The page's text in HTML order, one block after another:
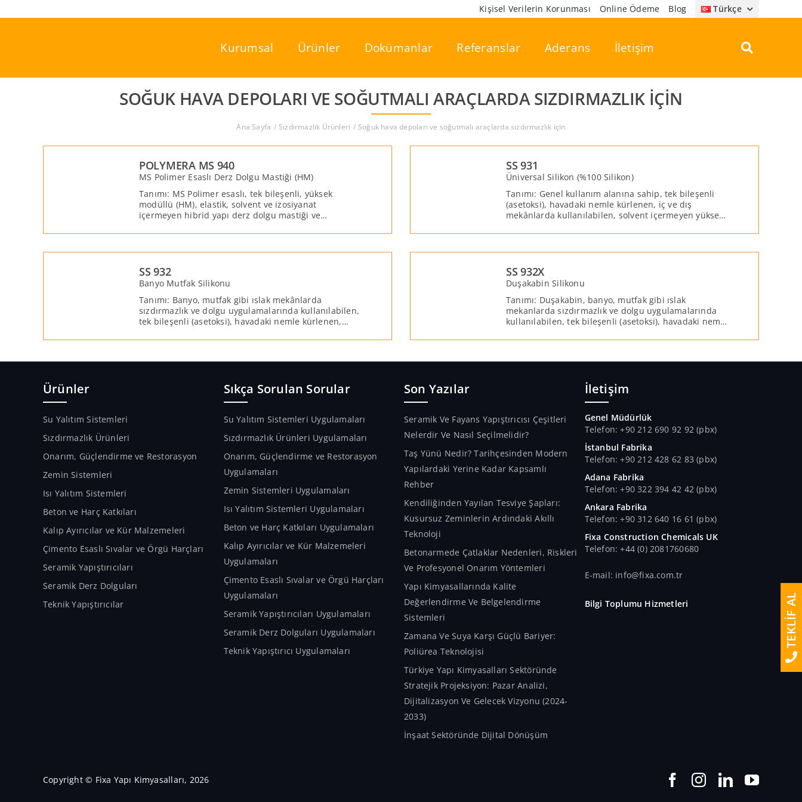
Kişisel Verilerin Korunması Online Ödeme Blog Türkçe
Kurumsal Ürünler Dokümanlar Referanslar Aderans İletişim
SOĞUK HAVA DEPOLARI VE SOĞUTMALI ARAÇLARDA SIZDIRMAZLIK IÇIN
Ana Sayfa Sızdırmazlık Ürünleri Soğuk hava depoları ve soğutmalı araçlarda sızdırmazlık için
POLYMERA MS 940
MS Polimer Esaslı Derz Dolgu Mastiği (HM)
Tanımı: MS Polimer esaslı, tek bileşenli, yüksek
modüllü (HM), elastik, solvent ve izosiyanat
içermeyen hibrid yapı derz dolgu mastiği ve
ahşap, metal, kompozit ve prefabrike montaj işlerinin
SS 931
Üniversal Silikon (%100 Silikon)
Tanımı: Genel kullanım alanına sahip, tek bileşenli
(asetoksi), havadaki nemle kürlenen, iç ve dış
mekânlarda kullanılabilen, solvent içermeyen yüksek
SS 932
Banyo Mutfak Silikonu
Tanımı: Banyo, mutfak gibi ıslak mekânlarda
sızdırmazlık ve dolgu uygulamalarında kullanılabilen,
tek bileşenli (asetoksi), havadaki nemle kürlenen,
mastiktir.
SS 932X
Duşakabin Silikonu
Tanımı: Duşakabin, banyo, mutfak gibi ıslak
mekanlarda sızdırmazlık ve dolgu uygulamalarında
kullanılabilen, tek bileşenli (asetoksi), havadaki nemle
silikon mastiktir.
Ürünler
Su Yalıtım Sistemleri
Sızdırmazlık Ürünleri
Onarım, Güçlendirme ve Restorasyon
Zemin Sistemleri
Isı Yalıtım Sistemleri
Beton ve Harç Katkıları
Kalıp Ayırıcılar ve Kür Malzemeleri
Çimento Esaslı Sıvalar ve Örgü Harçları
Seramik Yapıştırıcıları
Seramik Derz Dolguları
Teknik Yapıştırıcılar
Sıkça Sorulan Sorular
Su Yalıtım Sistemleri Uygulamaları
Sızdırmazlık Ürünleri Uygulamaları
Onarım, Güçlendirme ve Restorasyon
Uygulamaları
Zemin Sistemleri Uygulamaları
Isı Yalıtım Sistemleri Uygulamaları
Beton ve Harç Katkıları Uygulamaları
Kalıp Ayırıcılar ve Kür Malzemeleri
Uygulamaları
Çimento Esaslı Sıvalar ve Örgü Harçları
Uygulamaları
Seramik Yapıştırıcıları Uygulamaları
Seramik Derz Dolguları Uygulamaları
Teknik Yapıştırıcı Uygulamaları
Son Yazılar
Seramik Ve Fayans Yapıştırıcısı Çeşitleri
Nelerdir Ve Nasıl Seçilmelidir?
Taş Yünü Nedir? Tarihçesinden Modern
Yapılardaki Yerine Kadar Kapsamlı
Rehber
Kendiliğinden Yayılan Tesviye Şapları:
Kusursuz Zeminlerin Ardındaki Akıllı
Teknoloji
Betonarmede Çatlaklar Nedenleri, Riskleri
Ve Profesyonel Onarım Yöntemleri
Yapı Kimyasallarında Kalite
Değerlendirme Ve Belgelendirme
Sistemleri
Zamana Ve Suya Karşı Güçlü Bariyer:
Poliürea Teknolojisi
Türkiye Yapı Kimyasalları Sektöründe
Stratejik Projeksiyon: Pazar Analizi,
Dijitalizasyon Ve Gelecek Vizyonu (2024-
2033)
İnşaat Sektöründe Dijital Dönüşüm
İletişim
Genel Müdürlük
Telefon: +90 212 690 92 92 (pbx)
İstanbul Fabrika
Telefon: +90 212 428 62 83 (pbx)
Adana Fabrika
Telefon: +90 322 394 42 42 (pbx)
Ankara Fabrika
Telefon: +90 312 640 16 61 (pbx)
Fixa Construction Chemicals UK
Telefon: +44 (0) 2081760680
E-mail: info@fixa.com.tr
Bilgi Toplumu Hizmetleri
Copyright © Fixa Yapı Kimyasalları, 2026
TEKLİF AL